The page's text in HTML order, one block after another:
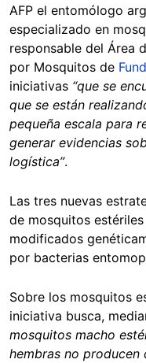
AFP el entomólogo
especializado en
responsable del Área
por Mosquitos de
iniciativas “que se
que se están
pequeña escala para
generar evidencias
logística”.
Las tres nuevas
de mosquitos
modificados
por bacterias
Sobre los mosquitos
iniciativa busca,
mosquitos macho
hembras no producen